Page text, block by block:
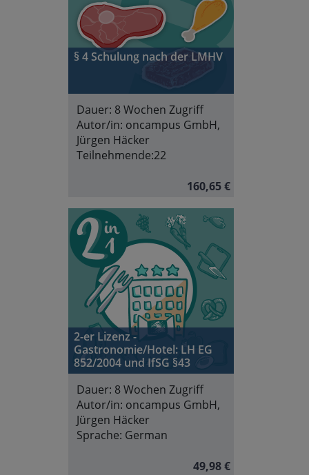
§ 4 Schulung nach der LMHV
Dauer: 8 Wochen Zugriff
Autor/in: oncampus GmbH,
Jürgen Häcker
Teilnehmende:22
160,65 €
2-er Lizenz -
Gastronomie/Hotel: LH EG
852/2004 und IfSG §43
Dauer: 8 Wochen Zugriff
Autor/in: oncampus GmbH,
Jürgen Häcker
Sprache: German
49,98 €